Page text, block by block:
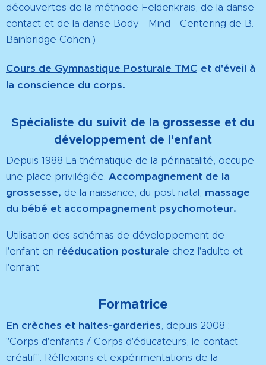
découvertes de la méthode Feldenkrais, de la danse
contact et de la danse Body - Mind - Centering de B.
Bainbridge Cohen.)
Cours de Gymnastique Posturale TMC et d'éveil à
la conscience du corps.
Spécialiste du suivit de la grossesse et du
développement de l'enfant
Depuis 1988 La thématique de la périnatalité, occupe
une place privilégiée. Accompagnement de la
grossesse, de la naissance, du post natal, massage
du bébé et accompagnement psychomoteur.
Utilisation des schémas de développement de
l'enfant en rééducation posturale chez l'adulte et
l'enfant.
Formatrice
En crèches et haltes-garderies, depuis 2008 :
"Corps d'enfants / Corps d'éducateurs, le contact
créatif". Réflexions et expérimentations de la